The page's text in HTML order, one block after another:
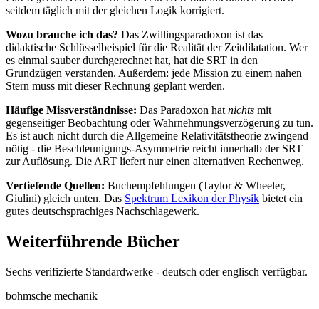
seitdem täglich mit der gleichen Logik korrigiert.
Wozu brauche ich das? Das Zwillingsparadoxon ist das
didaktische Schlüsselbeispiel für die Realität der Zeitdilatation. Wer
es einmal sauber durchgerechnet hat, hat die SRT in den
Grundzügen verstanden. Außerdem: jede Mission zu einem nahen
Stern muss mit dieser Rechnung geplant werden.
Häufige Missverständnisse: Das Paradoxon hat nichts mit
gegenseitiger Beobachtung oder Wahrnehmungsverzögerung zu tun.
Es ist auch nicht durch die Allgemeine Relativitätstheorie zwingend
nötig - die Beschleunigungs-Asymmetrie reicht innerhalb der SRT
zur Auflösung. Die ART liefert nur einen alternativen Rechenweg.
Vertiefende Quellen: Buchempfehlungen (Taylor & Wheeler,
Giulini) gleich unten. Das Spektrum Lexikon der Physik bietet ein
gutes deutschsprachiges Nachschlagewerk.
Weiterführende Bücher
Sechs verifizierte Standardwerke - deutsch oder englisch verfügbar.
bohmsche mechanik